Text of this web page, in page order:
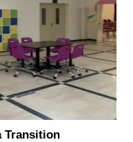
Transition